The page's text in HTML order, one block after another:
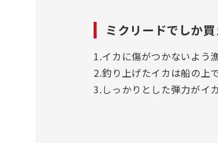
ミクリードでしか
1.イカに傷がつかないよう
2.釣り上げたイカは船の上
3.しっかりとした弾力がイ